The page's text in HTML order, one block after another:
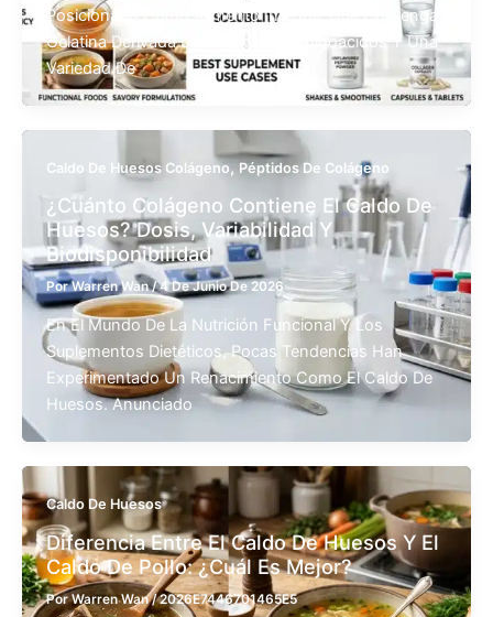
Posicionado Como Alimento Integral, Que Contenga
Gelatina Derivada Del Colágeno, Aminoácidos Y Una
Variedad De
Caldo De Huesos Colágeno,Péptidos De Colágeno
¿Cuánto Colágeno Contiene El Caldo De
Huesos? Dosis, Variabilidad Y
Biodisponibilidad
PorWarren Wan/4 De Junio De 2026
En El Mundo De La Nutrición Funcional Y Los
Suplementos Dietéticos, Pocas Tendencias Han
Experimentado Un Renacimiento Como El Caldo De
Huesos. Anunciado
Caldo De Huesos
Diferencia Entre El Caldo De Huesos Y El
Caldo De Pollo: ¿Cuál Es Mejor?
PorWarren Wan/2026E7446701465E5